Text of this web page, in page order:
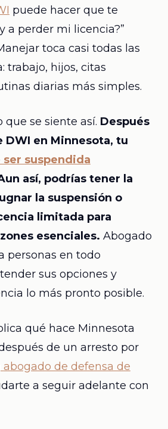
puede hacer que te
a perder mi licencia?”
toca casi todas las
trabajo, hijos, citas
diarias más simples.
que se siente así. Después
DWI en Minnesota, tu
ser suspendida
así, podrías tener la
la suspensión o
limitada para
esenciales. Abogado
personas en todo
sus opciones y
lo más pronto posible.
qué hace Minnesota
de un arresto por
abogado de defensa de
a seguir adelante con